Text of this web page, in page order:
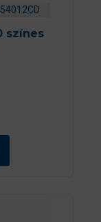
színes